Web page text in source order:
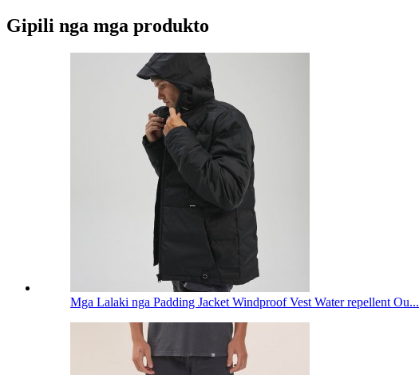
Gipili nga mga produkto
Mga Lalaki nga Padding Jacket Windproof Vest Water repellent Ou...